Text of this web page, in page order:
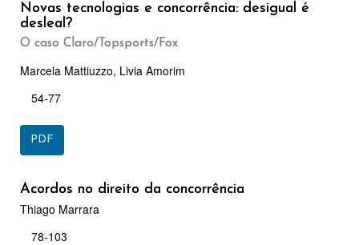
Novas tecnologias e concorrência: desigual é
desleal?
O caso Claro/Topsports/Fox
Marcela Mattiuzzo, Livia Amorim
54-77
PDF
Acordos no direito da concorrência
Thiago Marrara
78-103